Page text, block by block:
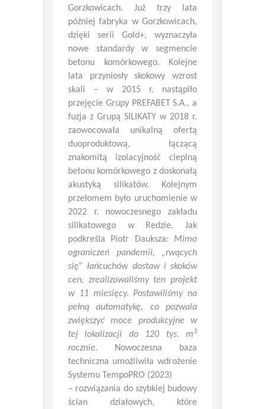
Warszawie, Puławach i
Gorzkowicach. Już trzy lata
później fabryka w Gorzkowicach,
dzięki serii Gold+, wyznaczyła
nowe standardy w segmencie
betonu komórkowego. Kolejne
lata przyniosły skokowy wzrost
skali – w 2015 r. nastąpiło
przejęcie Grupy PREFABET S.A., a
fuzja z Grupą SILIKATY w 2018 r.
zaowocowała unikalną ofertą
duoproduktową, łączącą
znakomitą izolacyjność cieplną
betonu komórkowego z doskonałą
akustyką silikatów. Kolejnym
przełomem było uruchomienie w
2022 r. nowoczesnego zakładu
silikatowego w Redzie. Jak
podkreśla Piotr Dauksza:Mimo
ograniczeń pandemii, „rwących
się” łańcuchów dostaw i skoków
cen, zrealizowaliśmy ten projekt
w 11 miesięcy.Postawiliśmy na
pełną automatykę, co pozwala
zwiększyć moce produkcyjne w
tej lokalizacji do 120 tys. m
rocznie. Nowoczesna baza
techniczna umożliwiła wdrożenie
Systemu TempoPRO (2023)
– rozwiązania do szybkiej budowy